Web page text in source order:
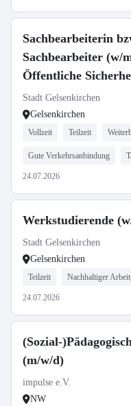
Sachbearbeiterin
Sachbearbeiter (w/
Öffentliche
Stadt Gelsenkirchen
Gelsenkirchen
Vollzeit Teilzeit
Gute Verkehrsanbindung
24.07.2026
Werkstudierende
Stadt Gelsenkirchen
Gelsenkirchen
Teilzeit Nachhaltiger
24.07.2026
(Sozial-
(m/w/d)
impulse e.V.
NW